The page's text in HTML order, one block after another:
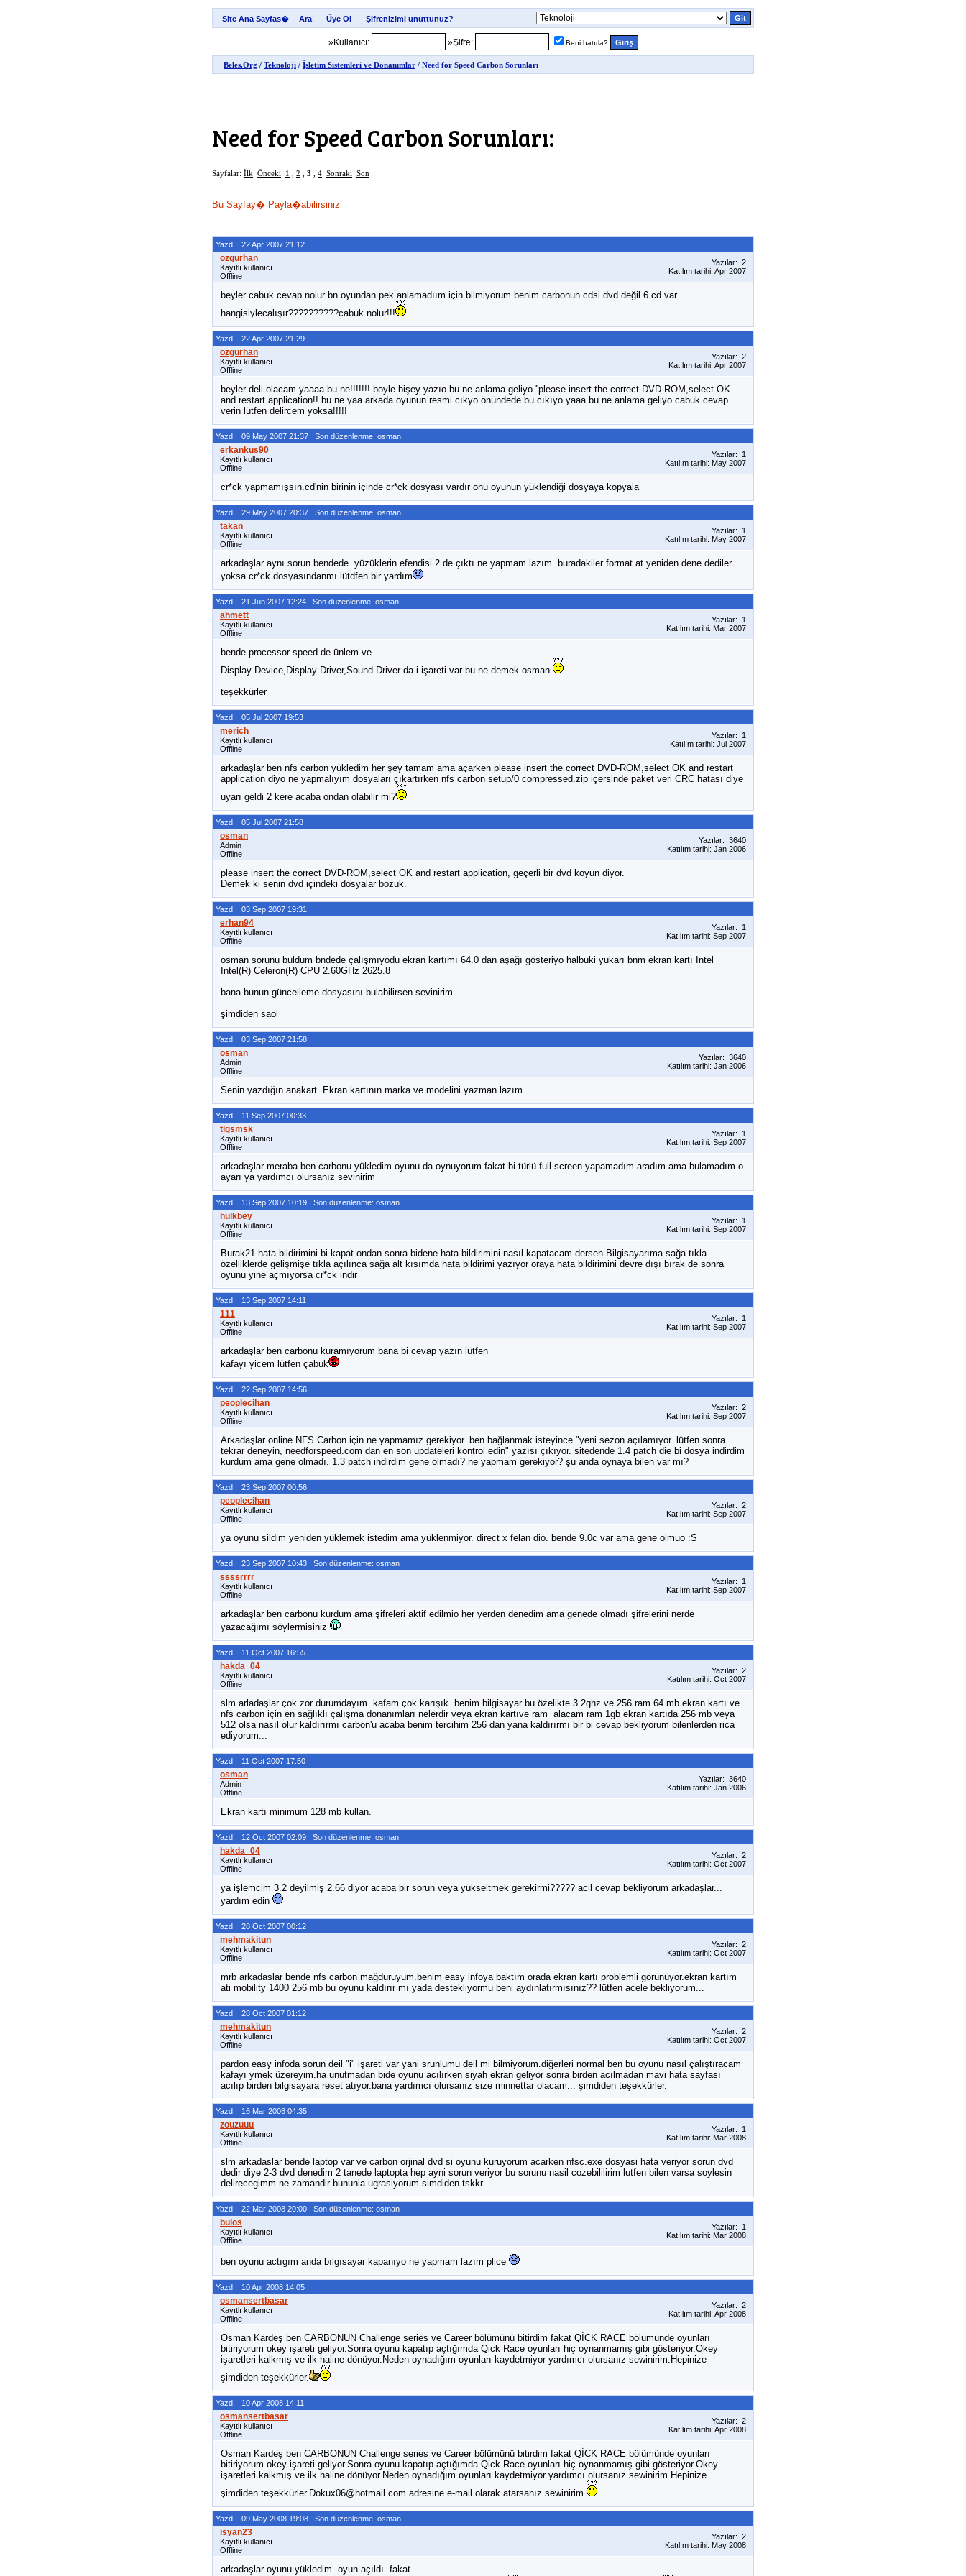
Site Ana Sayfas�
»Kullanıcı: »Şifre: Beni hatırla?
Beles.Org / Teknoloji / İşletim Sistemleri ve Donanımlar / Need for Speed Carbon Sorunları
Need for Speed Carbon Sorunları:
Sayfalar: İlk Önceki 1 2 3 4 Sonraki Son
Bu Sayfay� Payla�abilirsiniz
Yazdı: 22 Apr 2007 21:12
Kayıtlı kullanıcı
Offline
Yazılar: 2
Katılım tarihi: Apr 2007
beyler cabuk cevap nolur bn oyundan pek anlamadıım için bilmiyorum benim carbonun cdsi dvd değil 6 cd var
hangisiylecalışır??????????cabuk nolur!!!
Yazdı: 22 Apr 2007 21:29
Kayıtlı kullanıcı
Offline
Yazılar: 2
Katılım tarihi: Apr 2007
beyler deli olacam yaaaa bu ne!!!!!!! boyle bişey yazıo bu ne anlama geliyo ''please insert the correct DVD-ROM,select OK
and restart application!! bu ne yaa arkada oyunun resmi cıkyo önündede bu cıkıyo yaaa bu ne anlama geliyo cabuk cevap
verin lütfen delircem yoksa!!!!!
Yazdı: 09 May 2007 21:37 Son düzenlenme: osman
Kayıtlı kullanıcı
Offline
Yazılar: 1
Katılım tarihi: May 2007
cr*ck yapmamışsın.cd'nin birinin içinde cr*ck dosyası vardır onu oyunun yüklendiği dosyaya kopyala
Yazdı: 29 May 2007 20:37 Son düzenlenme: osman
Kayıtlı kullanıcı
Offline
Yazılar: 1
Katılım tarihi: May 2007
arkadaşlar aynı sorun bendede yüzüklerin efendisi 2 de çıktı ne yapmam lazım buradakiler format at yeniden dene dediler
yoksa cr*ck dosyasındanmı lütdfen bir yardım
Yazdı: 21 Jun 2007 12:24 Son düzenlenme: osman
Kayıtlı kullanıcı
Offline
Yazılar: 1
Katılım tarihi: Mar 2007
bende processor speed de ünlem ve
Display Device,Display Driver,Sound Driver da i işareti var bu ne demek osman
teşekkürler
Yazdı: 05 Jul 2007 19:53
Kayıtlı kullanıcı
Offline
Yazılar: 1
Katılım tarihi: Jul 2007
arkadaşlar ben nfs carbon yükledim her şey tamam ama açarken please insert the correct DVD-ROM,select OK and restart
application diyo ne yapmalıyım dosyaları çıkartırken nfs carbon setup/0 compressed.zip içersinde paket veri CRC hatası diye
uyarı geldi 2 kere acaba ondan olabilir mi?
Yazdı: 05 Jul 2007 21:58
Admin
Offline
Yazılar: 3640
Katılım tarihi: Jan 2006
please insert the correct DVD-ROM,select OK and restart application, geçerli bir dvd koyun diyor.
Demek ki senin dvd içindeki dosyalar bozuk.
Yazdı: 03 Sep 2007 19:31
Kayıtlı kullanıcı
Offline
Yazılar: 1
Katılım tarihi: Sep 2007
osman sorunu buldum bndede çalışmıyodu ekran kartımı 64.0 dan aşağı gösteriyo halbuki yukarı bnm ekran kartı Intel
Intel(R) Celeron(R) CPU 2.60GHz 2625.8
bana bunun güncelleme dosyasını bulabilirsen sevinirim
şimdiden saol
Yazdı: 03 Sep 2007 21:58
Admin
Offline
Yazılar: 3640
Katılım tarihi: Jan 2006
Senin yazdığın anakart. Ekran kartının marka ve modelini yazman lazım.
Yazdı: 11 Sep 2007 00:33
Kayıtlı kullanıcı
Offline
Yazılar: 1
Katılım tarihi: Sep 2007
arkadaşlar meraba ben carbonu yükledim oyunu da oynuyorum fakat bi türlü full screen yapamadım aradım ama bulamadım o
ayarı ya yardımcı olursanız sevinirim
Yazdı: 13 Sep 2007 10:19 Son düzenlenme: osman
Kayıtlı kullanıcı
Offline
Yazılar: 1
Katılım tarihi: Sep 2007
Burak21 hata bildirimini bi kapat ondan sonra bidene hata bildirimini nasıl kapatacam dersen Bilgisayarıma sağa tıkla
özelliklerde gelişmişe tıkla açılınca sağa alt kısımda hata bildirimi yazıyor oraya hata bildirimini devre dışı bırak de sonra
oyunu yine açmıyorsa cr*ck indir
Yazdı: 13 Sep 2007 14:11
Kayıtlı kullanıcı
Offline
Yazılar: 1
Katılım tarihi: Sep 2007
arkadaşlar ben carbonu kuramıyorum bana bi cevap yazın lütfen
kafayı yicem lütfen çabuk
Yazdı: 22 Sep 2007 14:56
Kayıtlı kullanıcı
Offline
Yazılar: 2
Katılım tarihi: Sep 2007
Arkadaşlar online NFS Carbon için ne yapmamız gerekiyor. ben bağlanmak isteyince "yeni sezon açılamıyor. lütfen sonra
tekrar deneyin, needforspeed.com dan en son updateleri kontrol edin" yazısı çıkıyor. sitedende 1.4 patch die bi dosya indirdim
kurdum ama gene olmadı. 1.3 patch indirdim gene olmadı? ne yapmam gerekiyor? şu anda oynaya bilen var mı?
Yazdı: 23 Sep 2007 00:56
Kayıtlı kullanıcı
Offline
Yazılar: 2
Katılım tarihi: Sep 2007
ya oyunu sildim yeniden yüklemek istedim ama yüklenmiyor. direct x felan dio. bende 9.0c var ama gene olmuo :S
Yazdı: 23 Sep 2007 10:43 Son düzenlenme: osman
Kayıtlı kullanıcı
Offline
Yazılar: 1
Katılım tarihi: Sep 2007
arkadaşlar ben carbonu kurdum ama şifreleri aktif edilmio her yerden denedim ama genede olmadı şifrelerini nerde
yazacağımı söylermisiniz
Yazdı: 11 Oct 2007 16:55
Kayıtlı kullanıcı
Offline
Yazılar: 2
Katılım tarihi: Oct 2007
slm arladaşlar çok zor durumdayım kafam çok karışık. benim bilgisayar bu özelikte 3.2ghz ve 256 ram 64 mb ekran kartı ve
nfs carbon için en sağlıklı çalışma donanımları nelerdir veya ekran kartıve ram alacam ram 1gb ekran kartıda 256 mb veya
512 olsa nasıl olur kaldırırmı carbon'u acaba benim tercihim 256 dan yana kaldırırmı bir bi cevap bekliyorum bilenlerden rica
ediyorum...
Yazdı: 11 Oct 2007 17:50
Admin
Offline
Yazılar: 3640
Katılım tarihi: Jan 2006
Ekran kartı minimum 128 mb kullan.
Yazdı: 12 Oct 2007 02:09 Son düzenlenme: osman
Kayıtlı kullanıcı
Offline
Yazılar: 2
Katılım tarihi: Oct 2007
ya işlemcim 3.2 deyilmiş 2.66 diyor acaba bir sorun veya yükseltmek gerekirmi????? acil cevap bekliyorum arkadaşlar...
yardım edin
Yazdı: 28 Oct 2007 00:12
Kayıtlı kullanıcı
Offline
Yazılar: 2
Katılım tarihi: Oct 2007
mrb arkadaslar bende nfs carbon mağduruyum.benim easy infoya baktım orada ekran kartı problemli görünüyor.ekran kartım
ati mobility 1400 256 mb bu oyunu kaldırır mı yada destekliyormu beni aydınlatırmısınız?? lütfen acele bekliyorum...
Yazdı: 28 Oct 2007 01:12
Kayıtlı kullanıcı
Offline
Yazılar: 2
Katılım tarihi: Oct 2007
pardon easy infoda sorun deil "i" işareti var yani srunlumu deil mi bilmiyorum.diğerleri normal ben bu oyunu nasıl çalıştıracam
kafayı ymek üzereyim.ha unutmadan bide oyunu acılırken siyah ekran geliyor sonra birden acılmadan mavi hata sayfası
acılıp birden bilgisayara reset atıyor.bana yardımcı olursanız size minnettar olacam... şimdiden teşekkürler.
Yazdı: 16 Mar 2008 04:35
Kayıtlı kullanıcı
Offline
Yazılar: 1
Katılım tarihi: Mar 2008
slm arkadaslar bende laptop var ve carbon orjinal dvd si oyunu kuruyorum acarken nfsc.exe dosyasi hata veriyor sorun dvd
dedir diye 2-3 dvd denedim 2 tanede laptopta hep ayni sorun veriyor bu sorunu nasil cozebililirim lutfen bilen varsa soylesin
delirecegimm ne zamandir bununla ugrasiyorum simdiden tskkr
Yazdı: 22 Mar 2008 20:00 Son düzenlenme: osman
Kayıtlı kullanıcı
Offline
Yazılar: 1
Katılım tarihi: Mar 2008
ben oyunu actıgım anda bılgısayar kapanıyo ne yapmam lazım plice
Yazdı: 10 Apr 2008 14:05
Kayıtlı kullanıcı
Offline
Yazılar: 2
Katılım tarihi: Apr 2008
Osman Kardeş ben CARBONUN Challenge series ve Career bölümünü bitirdim fakat QİCK RACE bölümünde oyunları
bitiriyorum okey işareti geliyor.Sonra oyunu kapatıp açtığımda Qick Race oyunları hiç oynanmamış gibi gösteriyor.Okey
işaretleri kalkmış ve ilk haline dönüyor.Neden oynadığım oyunları kaydetmiyor yardımcı olursanız sewinirim.Hepinize
şimdiden teşekkürler.
Yazdı: 10 Apr 2008 14:11
Kayıtlı kullanıcı
Offline
Yazılar: 2
Katılım tarihi: Apr 2008
Osman Kardeş ben CARBONUN Challenge series ve Career bölümünü bitirdim fakat QİCK RACE bölümünde oyunları
bitiriyorum okey işareti geliyor.Sonra oyunu kapatıp açtığımda Qick Race oyunları hiç oynanmamış gibi gösteriyor.Okey
işaretleri kalkmış ve ilk haline dönüyor.Neden oynadığım oyunları kaydetmiyor yardımcı olursanız sewinirim.Hepinize
şimdiden teşekkürler.Dokux06@hotmail.com adresine e-mail olarak atarsanız sewinirim.
Yazdı: 09 May 2008 19:08 Son düzenlenme: osman
Kayıtlı kullanıcı
Offline
Yazılar: 2
Katılım tarihi: May 2008
arkadaşlar oyunu yükledim oyun açıldı fakat